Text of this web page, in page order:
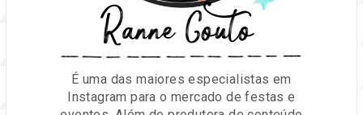
Ranne Couto
É uma das maiores especialistas em
Instagram para o mercado de festas e